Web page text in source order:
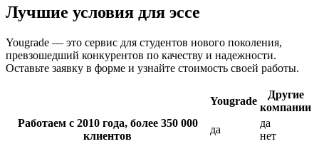
Лучшие условия для эссе
Yougrade — это сервис для студентов нового поколения,
превзошедший конкурентов по качеству и надежности.
Оставьте заявку в форме и узнайте стоимость своей работы.
Yougrade
Другие
компании
Работаем с 2010 года, более 350 000
клиентов
да
да
нет